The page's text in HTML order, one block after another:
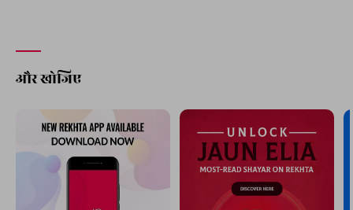
और खोजिए